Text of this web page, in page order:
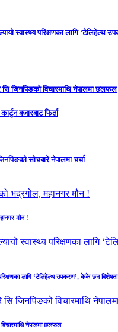
स्वास्थ्य परिक्षणका लागि ‘टेलिहेल्थ
सि जिनपिङको विचारमाथि नेपालमा छलफल
बजारबाट फिर्ता
सोचबारे नेपालमा चर्चा
मौन !
लागि ‘टेलिहेल्थ उपकरण’, केके छन
विचारमाथि नेपालमा छलफल